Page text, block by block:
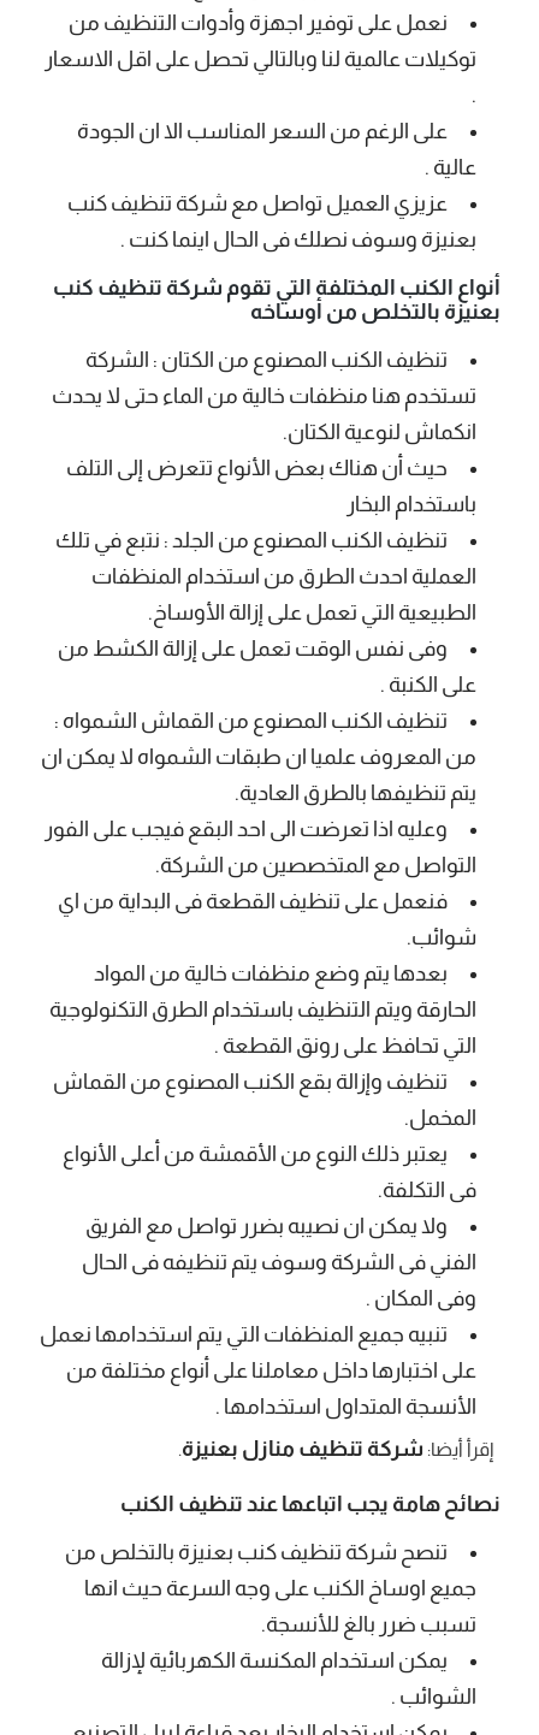
نعمل على توفير اجهزة وأدوات التنظيف من
توكيلات عالمية لنا وبالتالي تحصل على اقل الاسعار
.
على الرغم من السعر المناسب الا ان الجودة
عالية .
عزيزي العميل تواصل مع شركة تنظيف كنب
بعنيزة وسوف نصلك فى الحال اينما كنت .
أنواع الكنب المختلفة التي تقوم شركة تنظيف كنب
بعنيزة بالتخلص من أوساخه
تنظيف الكنب المصنوع من الكتان : الشركة
تستخدم هنا منظفات خالية من الماء حتى لا يحدث
انكماش لنوعية الكتان.
حيث أن هناك بعض الأنواع تتعرض إلى التلف
باستخدام البخار
تنظيف الكنب المصنوع من الجلد : نتبع في تلك
العملية احدث الطرق من استخدام المنظفات
الطبيعية التي تعمل على إزالة الأوساخ.
وفى نفس الوقت تعمل على إزالة الكشط من
على الكنبة .
تنظيف الكنب المصنوع من القماش الشمواه :
من المعروف علميا ان طبقات الشمواه لا يمكن ان
يتم تنظيفها بالطرق العادية.
وعليه اذا تعرضت الى احد البقع فيجب على الفور
التواصل مع المتخصصين من الشركة.
فنعمل على تنظيف القطعة فى البداية من اي
شوائب.
بعدها يتم وضع منظفات خالية من المواد
الحارقة ويتم التنظيف باستخدام الطرق التكنولوجية
التي تحافظ على رونق القطعة .
تنظيف وإزالة بقع الكنب المصنوع من القماش
المخمل.
يعتبر ذلك النوع من الأقمشة من أعلى الأنواع
فى التكلفة.
ولا يمكن ان نصيبه بضرر تواصل مع الفريق
الفني فى الشركة وسوف يتم تنظيفه فى الحال
وفى المكان .
تنبيه جميع المنظفات التي يتم استخدامها نعمل
على اختبارها داخل معاملنا على أنواع مختلفة من
الأنسجة المتداول استخدامها .
إقرأ أيضا: شركة تنظيف منازل بعنيزة.
نصائح هامة يجب اتباعها عند تنظيف الكنب
تنصح شركة تنظيف كنب بعنيزة بالتخلص من
جميع اوساخ الكنب على وجه السرعة حيث انها
تسبب ضرر بالغ للأنسجة.
يمكن استخدام المكنسة الكهربائية لإزالة
الشوائب .